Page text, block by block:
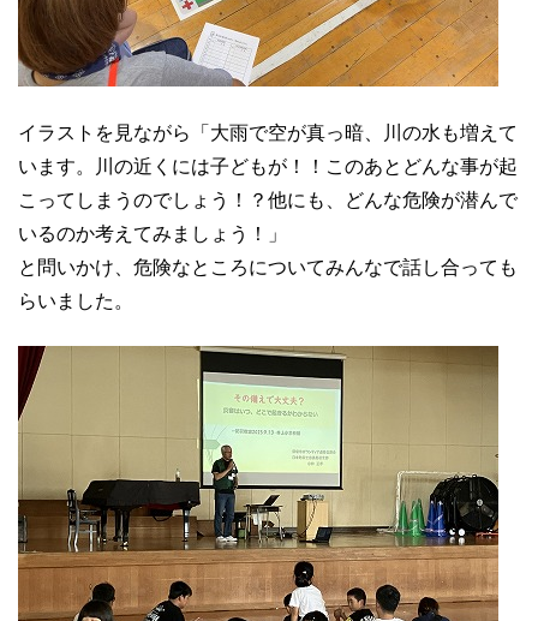
イラストを見ながら「大雨で空が真っ暗、川の水も増えて
います。川の近くには子どもが！！このあとどんな事が起
こってしまうのでしょう！？他にも、どんな危険が潜んで
いるのか考えてみましょう！」
と問いかけ、危険なところについてみんなで話し合っても
らいました。